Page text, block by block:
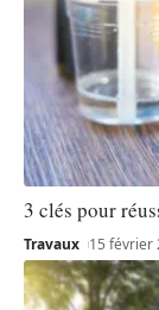
3 clés pour
Travaux 15 février